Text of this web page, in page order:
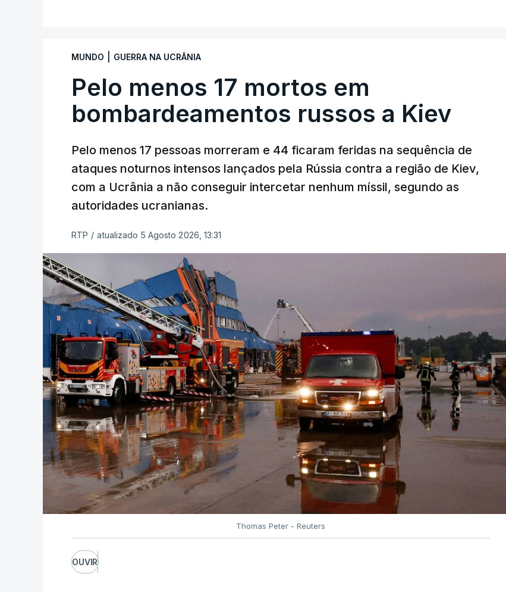
MUNDO GUERRA NA UCRÂNIA
Pelo menos 17 mortos em
bombardeamentos russos a Kiev
Pelo menos 17 pessoas morreram e 44 ficaram feridas na sequência de
ataques noturnos intensos lançados pela Rússia contra a região de Kiev,
com a Ucrânia a não conseguir intercetar nenhum míssil, segundo as
autoridades ucranianas.
RTP / atualizado 5 Agosto 2026, 13:31
Thomas Peter - Reuters
OUVIR